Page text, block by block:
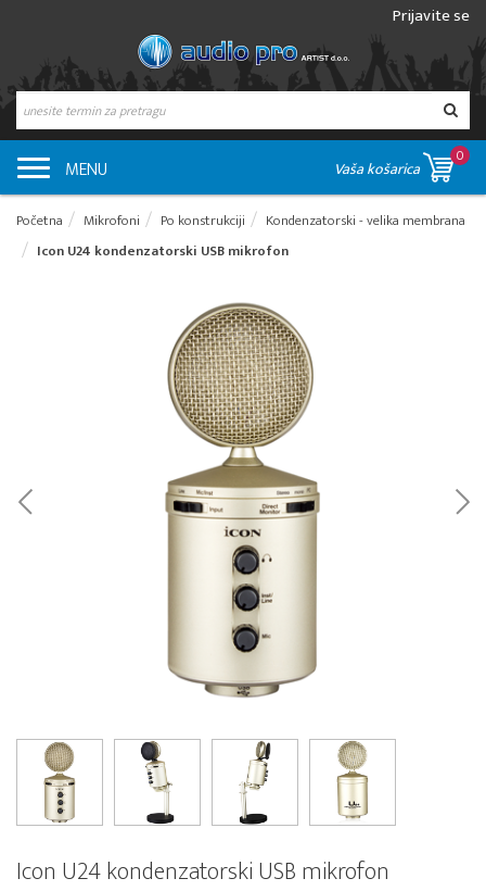
Prijavite se
MENU Vaša košarica
0
Početna Mikrofoni Po konstrukciji
Kondenzatorski - velika membrana
Icon U24 kondenzatorski USB mikrofon
Icon U24 kondenzatorski USB mikrofon